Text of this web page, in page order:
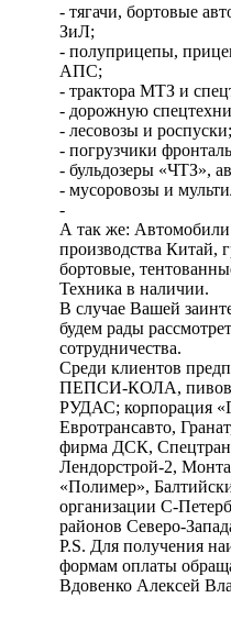
- тягачи, бортовые
ЗиЛ;
- полуприцепы,
АПС;
- трактора МТЗ и
- дорожную
- лесовозы и роспуски;
- погрузчики
- бульдозеры «ЧТЗ»,
- мусоровозы и
-
А так же:
производства Китай,
бортовые,
Техника в наличии.
В случае Вашей
будем рады
сотрудничества.
Среди клиентов
ПЕПСИ-КОЛА,
РУДАС; корпорация
Евротрансавто,
фирма ДСК,
Лендорстрой-2,
«Полимер»,
организации С-
районов Северо-
Р.S. Для получения
формам оплаты
Вдовенко Алексей